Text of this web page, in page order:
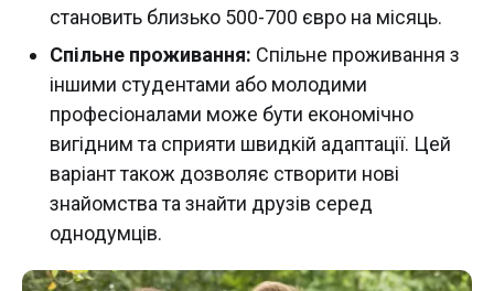
становить близько 500-700 євро на місяць.
Спільне проживання: Спільне проживання з
іншими студентами або молодими
професіоналами може бути економічно
вигідним та сприяти швидкій адаптації. Цей
варіант також дозволяє створити нові
знайомства та знайти друзів серед
однодумців.